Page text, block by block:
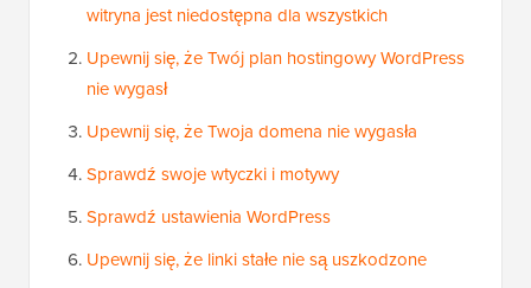
witryna jest niedostępna dla wszystkich
Upewnij się, że Twój plan hostingowy WordPress
nie wygasł
Upewnij się, że Twoja domena nie wygasła
Sprawdź swoje wtyczki i motywy
Sprawdź ustawienia WordPress
Upewnij się, że linki stałe nie są uszkodzone